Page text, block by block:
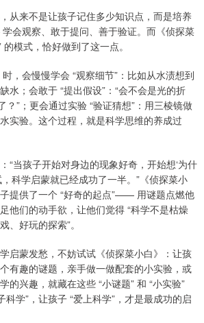
从来不是让孩子记住多少知识点，而是培养
会观察、敢于提问、善于验证。而《侦探菜
模式，恰好做到了这一点。
，会慢慢学会 “观察细节”：比如从水渍想到
水；会敢于 “提出假设”：“会不会是光的折
？”；更会通过实验 “验证猜想”：用三棱镜做
实验。这个过程，就是科学思维的养成过
“当孩子开始对身边的现象好奇，开始想‘为什
科学启蒙就已经成功了一半。”《侦探菜小
提供了一个 “好奇的起点”—— 用谜题点燃他
他们的动手欲，让他们觉得 “科学不是枯燥
、好玩的探索”。
启蒙发愁，不妨试试《侦探菜小白》：让孩
有趣的谜题，亲手做一做配套的小实验，或
的兴趣，就藏在这些 “小谜题” 和 “小实验”
科学”，让孩子 “爱上科学”，才是最成功的启